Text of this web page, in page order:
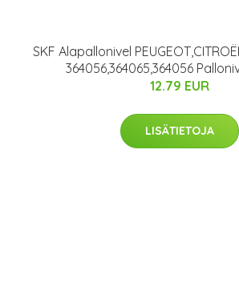
SKF Alapallonivel
364056,364065,364056
12.79 EUR
LISÄTIETOJA